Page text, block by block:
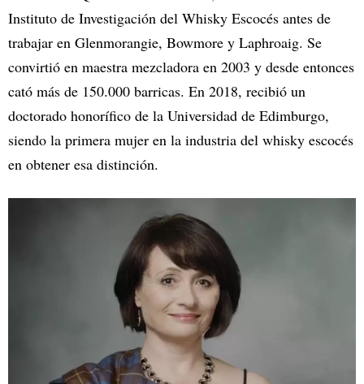
Instituto de Investigación del Whisky Escocés antes de
trabajar en Glenmorangie, Bowmore y Laphroaig. Se
convirtió en maestra mezcladora en 2003 y desde entonces
cató más de 150.000 barricas. En 2018, recibió un
doctorado honorífico de la Universidad de Edimburgo,
siendo la primera mujer en la industria del whisky escocés
en obtener esa distinción.